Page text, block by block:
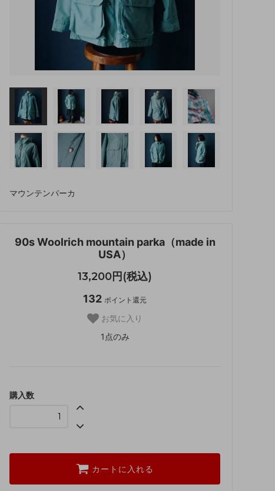
マウンテンパーカ
90s Woolrich mountain parka（made in
USA）
13,200円(税込)
132 ポイント還元
お気に入り
1点のみ
購入数
カートに入れる